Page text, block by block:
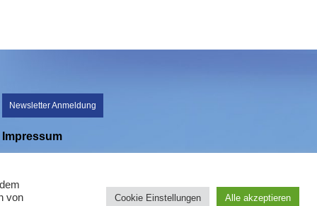
Newsletter Anmeldung
Impressum
von
Cookie Einstellungen Alle akzeptieren